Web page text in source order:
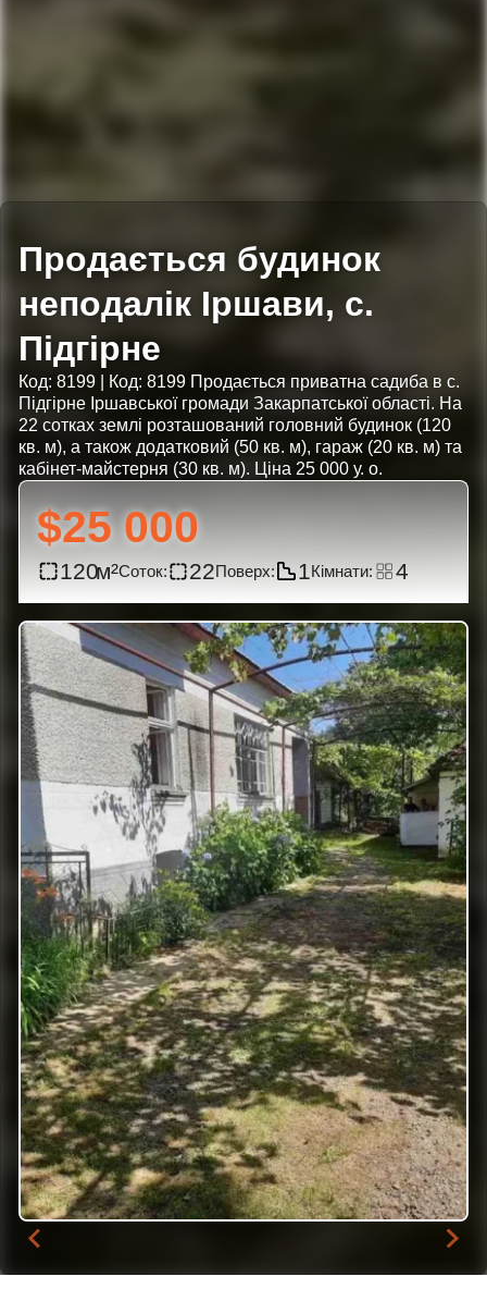
Продається будинок
неподалік Іршави, с.
Підгірне
Код: 8199 | Код: 8199 Продається приватна садиба в с.
Підгірне Іршавської громади Закарпатської області. На
22 сотках землі розташований головний будинок (120
кв. м), а також додатковий (50 кв. м), гараж (20 кв. м) та
кабінет-майстерня (30 кв. м). Ціна 25 000 у. о.
$25 000
120 22 1 4